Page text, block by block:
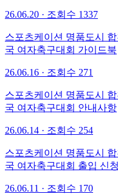
26.06.20 · 조회수 1337
스포츠케이션 명품도시
국 여자축구대회 가이드북
26.06.16 · 조회수 271
스포츠케이션 명품도시
국 여자축구대회 안내사항
26.06.14 · 조회수 254
스포츠케이션 명품도시
국 여자축구대회 출입 신
26.06.11 · 조회수 170